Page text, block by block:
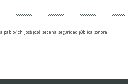
pablovich josé josé sedena seguridad pública sonora